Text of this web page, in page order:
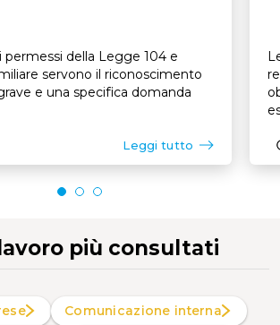
permessi della Legge 104 e
servono il riconoscimento
e una specifica domanda
Leggi tutto
più consultati
Comunicazione interna